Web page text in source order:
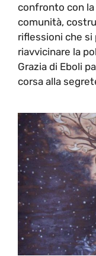
confronto con la
comunità,
riflessioni che si
riavvicinare la
Grazia di Eboli
corsa alla